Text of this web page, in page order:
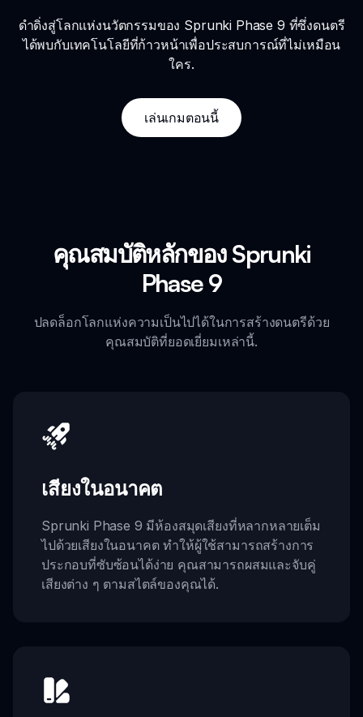
ดำดิ่งสู่โลกแห่งนวัตกรรมของ Sprunki Phase 9 ที่ซึ่งดนตรี
ได้พบกับเทคโนโลยีที่ก้าวหน้าเพื่อประสบการณ์ที่ไม่เหมือน
ใคร.
เล่นเกมตอนนี้
คุณสมบัติหลักของ Sprunki
Phase 9
ปลดล็อกโลกแห่งความเป็นไปได้ในการสร้างดนตรีด้วย
คุณสมบัติที่ยอดเยี่ยมเหล่านี้.
เสียงในอนาคต
Sprunki Phase 9 มีห้องสมุดเสียงที่หลากหลายเต็ม
ไปด้วยเสียงในอนาคต ทำให้ผู้ใช้สามารถสร้างการ
ประกอบที่ซับซ้อนได้ง่าย คุณสามารถผสมและจับคู่
เสียงต่าง ๆ ตามสไตล์ของคุณได้.